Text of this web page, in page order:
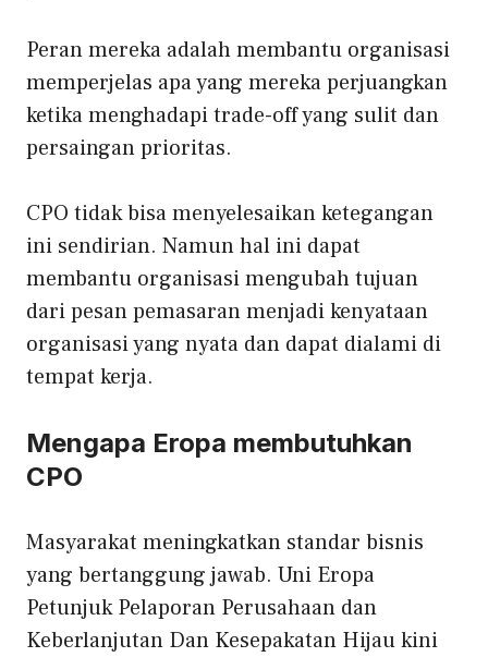
Peran mereka adalah membantu organisasi
memperjelas apa yang mereka perjuangkan
ketika menghadapi trade-off yang sulit dan
persaingan prioritas.
CPO tidak bisa menyelesaikan ketegangan
ini sendirian. Namun hal ini dapat
membantu organisasi mengubah tujuan
dari pesan pemasaran menjadi kenyataan
organisasi yang nyata dan dapat dialami di
tempat kerja.
Mengapa Eropa membutuhkan
CPO
Masyarakat meningkatkan standar bisnis
yang bertanggung jawab. Uni Eropa
Petunjuk Pelaporan Perusahaan dan
Keberlanjutan Dan Kesepakatan Hijaukini